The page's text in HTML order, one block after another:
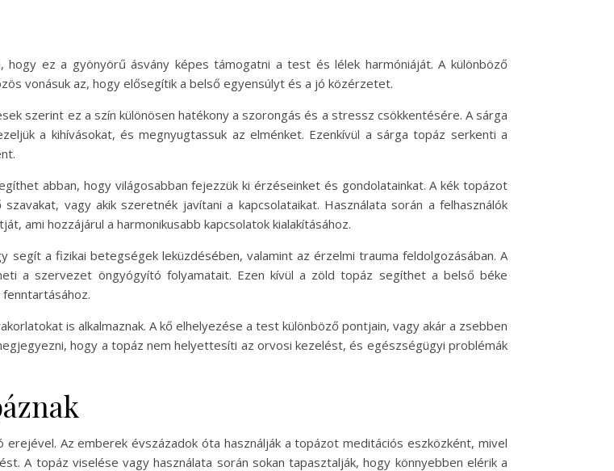
ez a gyönyörű ásvány képes támogatni a test és lélek harmóniáját. A különböző
vonásuk az, hogy elősegítik a belső egyensúlyt és a jó közérzetet.
szerint ez a szín különösen hatékony a szorongás és a stressz csökkentésére. A sárga
a kihívásokat, és megnyugtassuk az elménket. Ezenkívül a sárga topáz serkenti a
abban, hogy világosabban fejezzük ki érzéseinket és gondolatainkat. A kék topázot
vagy akik szeretnék javítani a kapcsolataikat. Használata során a felhasználók
ami hozzájárul a harmonikusabb kapcsolatok kialakításához.
a fizikai betegségek leküzdésében, valamint az érzelmi trauma feldolgozásában. A
a szervezet öngyógyító folyamatait. Ezen kívül a zöld topáz segíthet a belső béke
is alkalmaznak. A kő elhelyezése a test különböző pontjain, vagy akár a zsebben
hogy a topáz nem helyettesíti az orvosi kezelést, és egészségügyi problémák
Az emberek évszázadok óta használják a topázot meditációs eszközként, mivel
A topáz viselése vagy használata során sokan tapasztalják, hogy könnyebben elérik a